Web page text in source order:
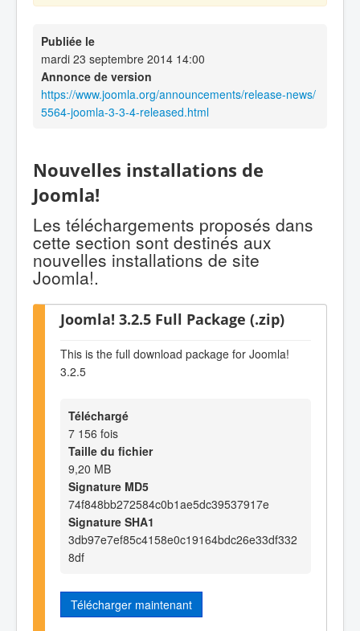
Publiée le
mardi 23 septembre 2014 14:00
Annonce de version
https://www.joomla.org/announcements/release-news/
5564-joomla-3-3-4-released.html
Nouvelles installations de
Joomla!
Les téléchargements proposés dans
cette section sont destinés aux
nouvelles installations de site
Joomla!.
Joomla! 3.2.5 Full Package (.zip)
This is the full download package for Joomla!
3.2.5
Téléchargé
7 156 fois
Taille du fichier
9,20 MB
Signature MD5
74f848bb272584c0b1ae5dc39537917e
Signature SHA1
3db97e7ef85c4158e0c19164bdc26e33df332
8df
Télécharger maintenant